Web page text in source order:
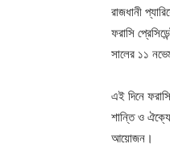
রাজধানী
ফরাসি
সালের ১১
এই দিনে
শান্তি ও
আয়োজন।